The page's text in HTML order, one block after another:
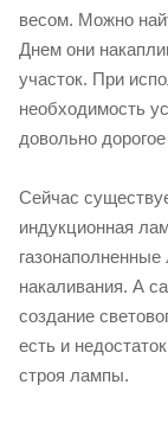
весом. Можно
Днем они
участок. При
необходимость
довольно
Сейчас
индукционная
накаливания. А
создание
есть и
строя лампы.